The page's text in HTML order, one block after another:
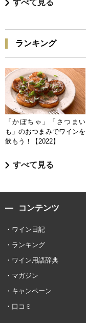
すべて見る
ランキング
「かぼちゃ」「さつまい
も」のおつまみでワインを
飲もう！【2022】
すべて見る
コンテンツ
ワイン日記
ランキング
ワイン用語辞典
マガジン
キャンペーン
口コミ